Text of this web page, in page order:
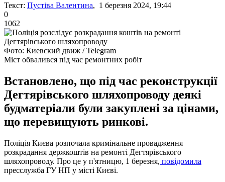
Текст: Пустіва Валентина, 1 березня 2024, 19:44
0
1062
Фото: Киевский движ / Telegram
Міст обвалився під час ремонтних робіт
Встановлено, що під час реконструкції
Дегтярівського шляхопроводу деякі
будматеріали були закуплені за цінами,
що перевищують ринкові.
Поліція Києва розпочала кримінальне провадження
розкрадання держкоштів на ремонті Дегтярівського
шляхопроводу. Про це у п'ятницю, 1 березня, повідомила
пресслужба ГУ НП у місті Києві.